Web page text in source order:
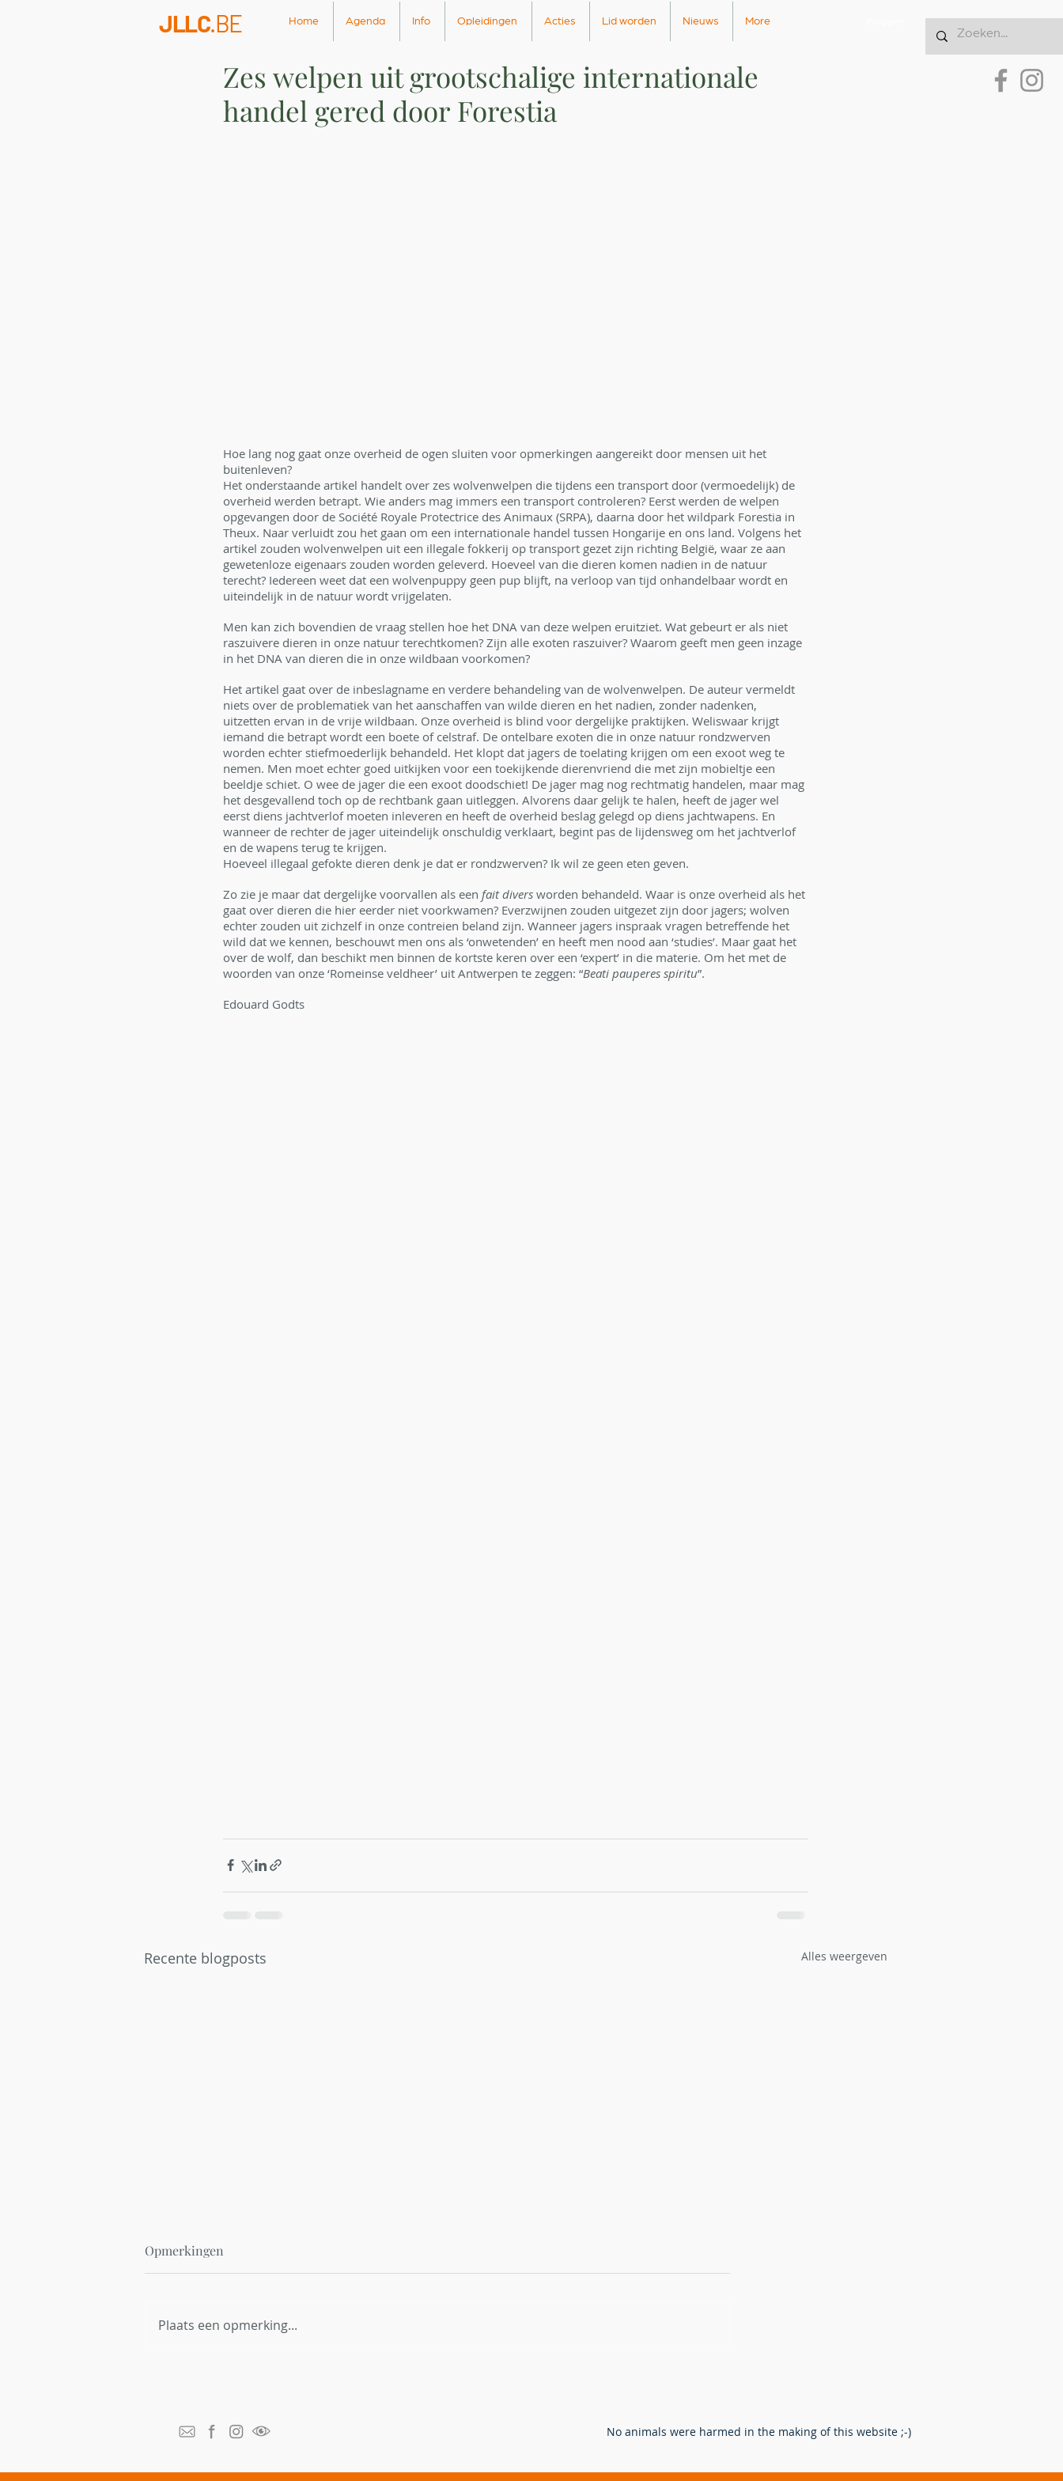
JLLC.BE Home Agenda Info Opleidingen Acties Lid worden Nieuws More
Zes welpen uit grootschalige internationale
handel gered door Forestia
Hoe lang nog gaat onze overheid de ogen sluiten voor opmerkingen aangereikt door mensen uit het
buitenleven?
Het onderstaande artikel handelt over zes wolvenwelpen die tijdens een transport door (vermoedelijk) de
overheid werden betrapt. Wie anders mag immers een transport controleren? Eerst werden de welpen
opgevangen door de Société Royale Protectrice des Animaux (SRPA), daarna door het wildpark Forestia in
Theux. Naar verluidt zou het gaan om een internationale handel tussen Hongarije en ons land. Volgens het
artikel zouden wolvenwelpen uit een illegale fokkerij op transport gezet zijn richting België, waar ze aan
gewetenloze eigenaars zouden worden geleverd. Hoeveel van die dieren komen nadien in de natuur
terecht? Iedereen weet dat een wolvenpuppy geen pup blijft, na verloop van tijd onhandelbaar wordt en
uiteindelijk in de natuur wordt vrijgelaten.
Men kan zich bovendien de vraag stellen hoe het DNA van deze welpen eruitziet. Wat gebeurt er als niet
raszuivere dieren in onze natuur terechtkomen? Zijn alle exoten raszuiver? Waarom geeft men geen inzage
in het DNA van dieren die in onze wildbaan voorkomen?
Het artikel gaat over de inbeslagname en verdere behandeling van de wolvenwelpen. De auteur vermeldt
niets over de problematiek van het aanschaffen van wilde dieren en het nadien, zonder nadenken,
uitzetten ervan in de vrije wildbaan. Onze overheid is blind voor dergelijke praktijken. Weliswaar krijgt
iemand die betrapt wordt een boete of celstraf. De ontelbare exoten die in onze natuur rondzwerven
worden echter stiefmoederlijk behandeld. Het klopt dat jagers de toelating krijgen om een exoot weg te
nemen. Men moet echter goed uitkijken voor een toekijkende dierenvriend die met zijn mobieltje een
beeldje schiet. O wee de jager die een exoot doodschiet! De jager mag nog rechtmatig handelen, maar mag
het desgevallend toch op de rechtbank gaan uitleggen. Alvorens daar gelijk te halen, heeft de jager wel
eerst diens jachtverlof moeten inleveren en heeft de overheid beslag gelegd op diens jachtwapens. En
wanneer de rechter de jager uiteindelijk onschuldig verklaart, begint pas de lijdensweg om het jachtverlof
en de wapens terug te krijgen.
Hoeveel illegaal gefokte dieren denk je dat er rondzwerven? Ik wil ze geen eten geven.
Zo zie je maar dat dergelijke voorvallen als een fait divers worden behandeld. Waar is onze overheid als het
gaat over dieren die hier eerder niet voorkwamen? Everzwijnen zouden uitgezet zijn door jagers; wolven
echter zouden uit zichzelf in onze contreien beland zijn. Wanneer jagers inspraak vragen betreffende het
wild dat we kennen, beschouwt men ons als ‘onwetenden’ en heeft men nood aan ‘studies’. Maar gaat het
over de wolf, dan beschikt men binnen de kortste keren over een ‘expert’ in die materie. Om het met de
woorden van onze ‘Romeinse veldheer’ uit Antwerpen te zeggen: “Beati pauperes spiritu”.
Edouard Godts
Recente blogposts Alles weergeven
Opmerkingen
Plaats een opmerking...
No animals were harmed in the making of this website ;-)